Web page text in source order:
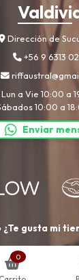
Dirección de
+56 9 6313
Lun a Vie 10:00 a
10:00 a
Enviar
¿Te gusta mi
0